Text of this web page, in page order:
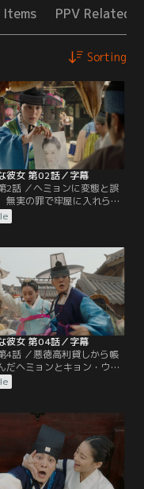
PPV Related
Sorting
彼女 第02話／字幕
2話 ／ヘミョンに変態と誤
無実の罪で牢屋に入れられ
・ウは、チュンプンと名乗
にピンチを救われる。一方
ことを非難した落とし文が
れ、カン従事官はヘミョン
る。チョン・ギジュンの娘
偶然再会したキョン・ウ。
茶を楽しんでいたところ
彼女 第04話／字幕
4話 ／悪徳高利貸しから帳
だヘミョンとキョン・ウ。
ことに成功した二人は食事
るが、すっかり酒に酔った
してしまう。その後、妹の
ヒから指輪の行方を聞いた
ウは、現在指輪を持ってい
に事情を説明。天灯祭で再
束をする。しかし当日、突
た傲慢なヘミョンに…。